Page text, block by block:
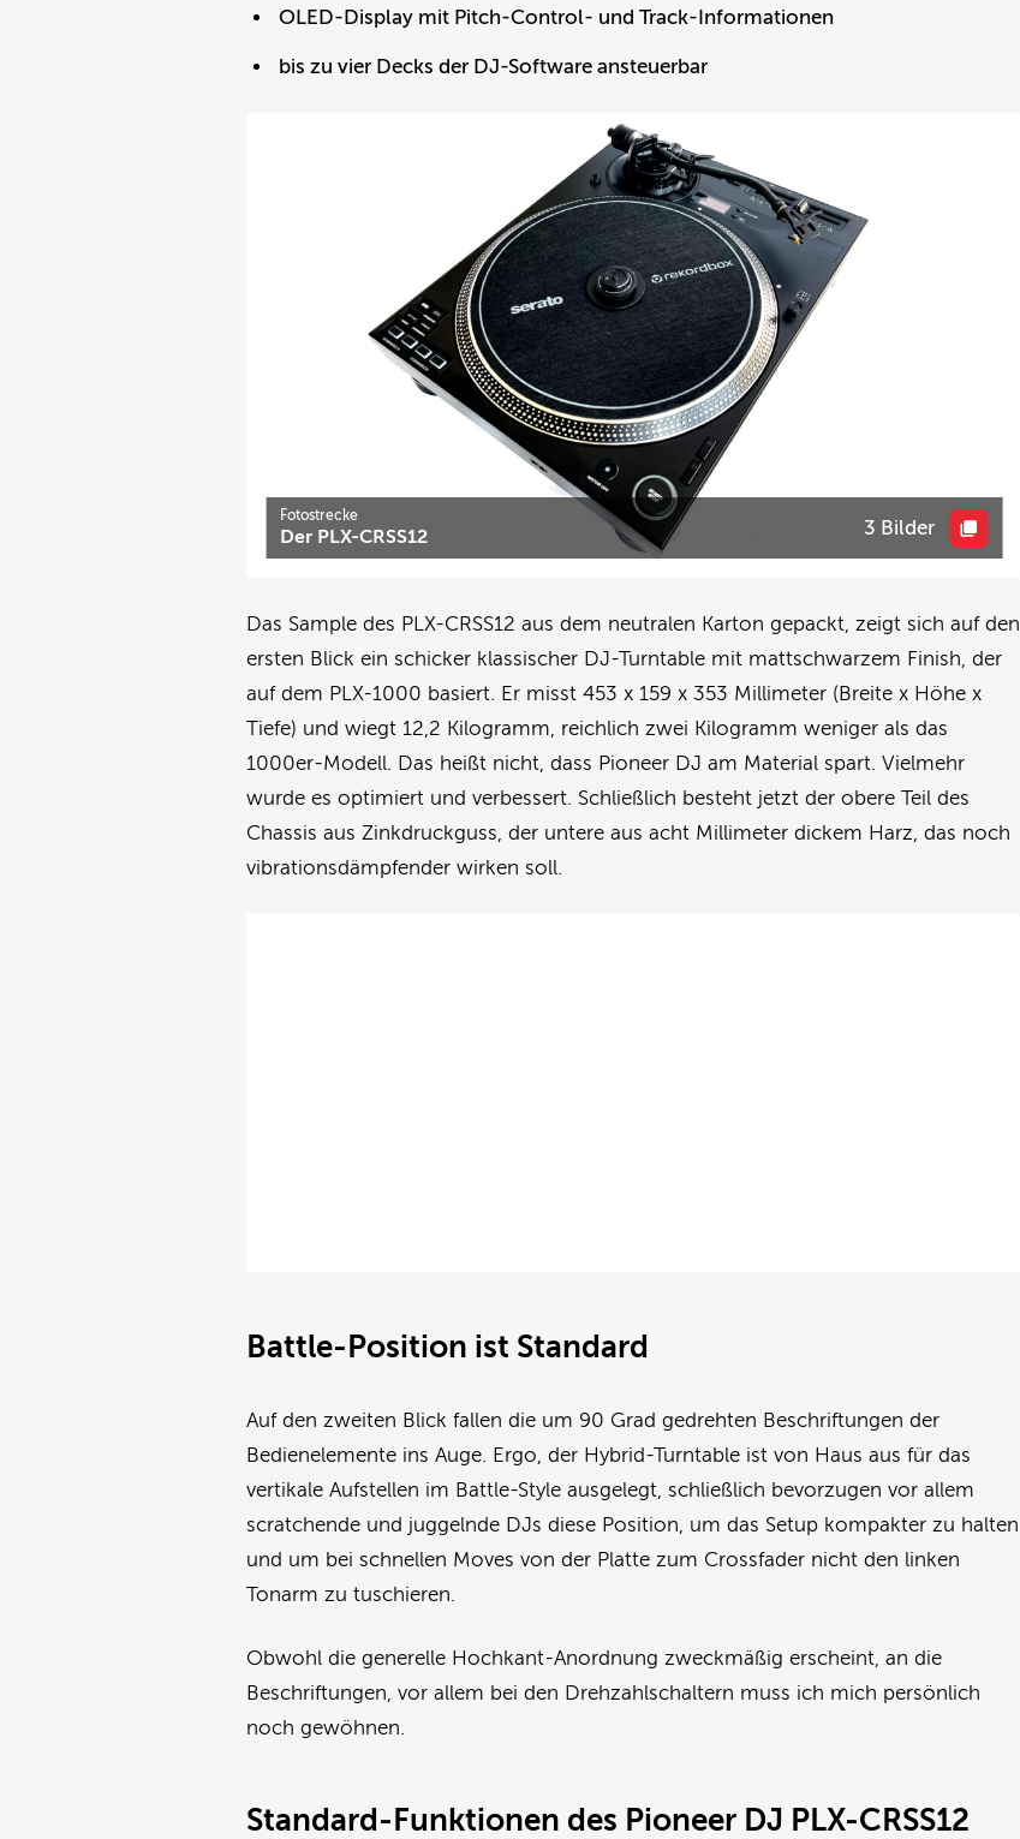
OLED-Display mit Pitch-Control- und Track-Informationen
bis zu vier Decks der DJ-Software ansteuerbar
Fotostrecke
Der PLX-CRSS12 3 Bilder
Das Sample des PLX-CRSS12 aus dem neutralen Karton gepackt, zeigt sich auf den
ersten Blick ein schicker klassischer DJ-Turntable mit mattschwarzem Finish, der
auf dem PLX-1000 basiert. Er misst 453 x 159 x 353 Millimeter (Breite x Höhe x
Tiefe) und wiegt 12,2 Kilogramm, reichlich zwei Kilogramm weniger als das
1000er-Modell. Das heißt nicht, dass Pioneer DJ am Material spart. Vielmehr
wurde es optimiert und verbessert. Schließlich besteht jetzt der obere Teil des
Chassis aus Zinkdruckguss, der untere aus acht Millimeter dickem Harz, das noch
vibrationsdämpfender wirken soll.
Battle-Position ist Standard
Auf den zweiten Blick fallen die um 90 Grad gedrehten Beschriftungen der
Bedienelemente ins Auge. Ergo, der Hybrid-Turntable ist von Haus aus für das
vertikale Aufstellen im Battle-Style ausgelegt, schließlich bevorzugen vor allem
scratchende und juggelnde DJs diese Position, um das Setup kompakter zu halten
und um bei schnellen Moves von der Platte zum Crossfader nicht den linken
Tonarm zu tuschieren.
Obwohl die generelle Hochkant-Anordnung zweckmäßig erscheint, an die
Beschriftungen, vor allem bei den Drehzahlschaltern muss ich mich persönlich
noch gewöhnen.
Standard-Funktionen des Pioneer DJ PLX-CRSS12